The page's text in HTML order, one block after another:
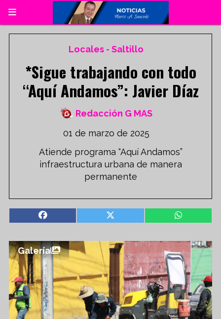
*Sigue trabajando con todo
“Aquí Andamos”: Javier Díaz
Atiende programa “Aquí Andamos”
infraestructura urbana de manera
permanente
Locales - Saltillo
01 de marzo de 2025
Redacción G MAS
Galería